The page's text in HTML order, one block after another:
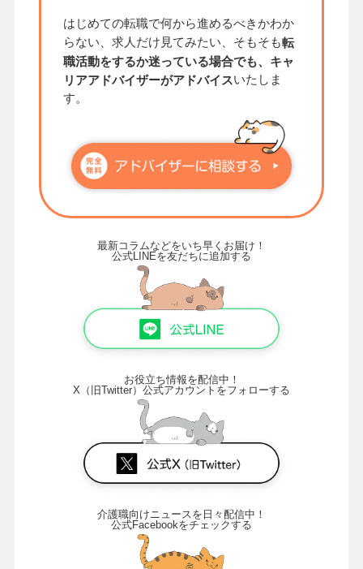
はじめての転職で何から進めるべきかわか
らない、求人だけ見てみたい、そもそも転
職活動をするか迷っている場合でも、キャ
リアアドバイザーがアドバイスいたしま
す。
最新コラムなどをいち早くお届け！
公式LINEを友だちに追加する
お役立ち情報を配信中！
X（旧Twitter）公式アカウントをフォローする
介護職向けニュースを日々配信中！
公式Facebookをチェックする